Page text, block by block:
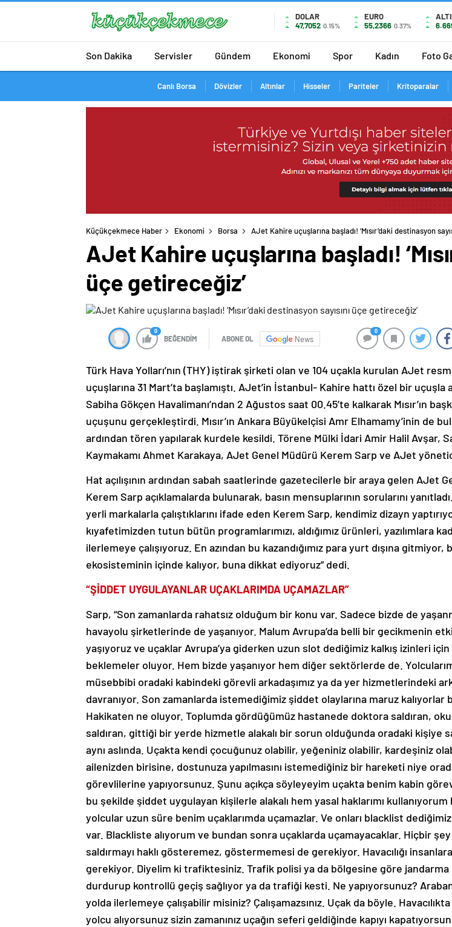
DOLAR
47,7052 0.15%
EURO
55,2366 0.37%
Son Dakika Servisler Gündem Ekonomi Spor Kadın Foto
Canlı Borsa Dövizler Altınlar Hisseler Pariteler Kritoparalar
Küçükçekmece Haber Ekonomi Borsa AJet Kahire uçuşlarına başladı! ‘Mısır’daki destinasyon
AJet Kahire uçuşlarına başladı!
üçe getireceğiz’
0
BEĞENDİM ABONE OL News
0
Türk Hava Yolları’nın (THY) iştirak şirketi olan ve 104 uçakla kurulan AJet
uçuşlarına 31 Mart’ta başlamıştı. AJet’in İstanbul- Kahire hattı özel bir uçuşla
Sabiha Gökçen Havalimanı’ndan 2 Ağustos saat 00.45’te kalkarak Mısır’ın
uçuşunu gerçekleştirdi. Mısır’ın Ankara Büyükelçisi Amr Elhamamy’inin de
ardından tören yapılarak kurdele kesildi. Törene Mülki İdari Amir Halil Avşar,
Kaymakamı Ahmet Karakaya, AJet Genel Müdürü Kerem Sarp ve AJet
Hat açılışının ardından sabah saatlerinde gazetecilerle bir araya gelen AJet
Kerem Sarp açıklamalarda bulunarak, basın mensuplarının sorularını
yerli markalarla çalıştıklarını ifade eden Kerem Sarp, kendimiz dizayn
kıyafetimizden tutun bütün programlarımızı, aldığımız ürünleri, yazılımlara
ilerlemeye çalışıyoruz. En azından bu kazandığımız para yurt dışına
ekosisteminin içinde kalıyor, buna dikkat ediyoruz” dedi.
“ŞİDDET UYGULAYANLAR UÇAKLARIMDA UÇAMAZLAR”
Sarp, “Son zamanlarda rahatsız olduğum bir konu var. Sadece bizde de
havayolu şirketlerinde de yaşanıyor. Malum Avrupa’da belli bir gecikmenin
yaşıyoruz ve uçaklar Avrupa’ya giderken uzun slot dediğimiz kalkış izinleri
beklemeler oluyor. Hem bizde yaşanıyor hem diğer sektörlerde de.
müsebbibi oradaki kabindeki görevli arkadaşımız ya da yer hizmetlerindeki
davranıyor. Son zamanlarda istemediğimiz şiddet olaylarına maruz kalıyorlar
Hakikaten ne oluyor. Toplumda gördüğümüz hastanede doktora saldıran,
saldıran, gittiği bir yerde hizmetle alakalı bir sorun olduğunda oradaki kişiye
aynı aslında. Uçakta kendi çocuğunuz olabilir, yeğeniniz olabilir, kardeşiniz
ailenizden birisine, dostunuza yapılmasını istemediğiniz bir hareketi niye
görevlilerine yapıyorsunuz. Şunu açıkça söyleyeyim uçakta benim kabin
bu şekilde şiddet uygulayan kişilerle alakalı hem yasal haklarımı
yolcular uzun süre benim uçaklarımda uçamazlar. Ve onları blacklist
var. Blackliste alıyorum ve bundan sonra uçaklarda uçamayacaklar. Hiçbir
saldırmayı haklı gösteremez, göstermemesi de gerekiyor. Havacılığı
gerekiyor. Diyelim ki trafiktesiniz. Trafik polisi ya da bölgesine göre
durdurup kontrollü geçiş sağlıyor ya da trafiği kesti. Ne yapıyorsunuz?
yolda ilerlemeye çalışabilir misiniz? Çalışamazsınız. Uçak da böyle.
yolcu alıyorsunuz sizin zamanınız uçağın seferi geldiğinde kapıyı